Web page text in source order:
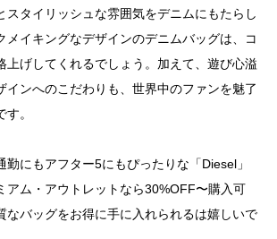
スタイリッシュな雰囲気をデニムにもたらし
メイキングなデザインのデニムバッグは、コ
上げしてくれるでしょう。加えて、遊び心溢
インへのこだわりも、世界中のファンを魅了
。
勤にもアフター5にもぴったりな「Diesel」
アム・アウトレットなら30%OFF〜購入可
なバッグをお得に手に入れられるは嬉しいで